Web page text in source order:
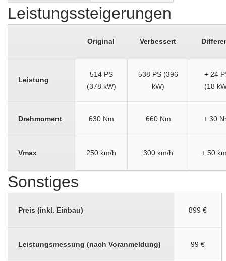
Leistungssteigerungen
Original Verbessert
Leistung
514 PS
(378 kW)
538 PS (396
kW)
+ 24
(18
Drehmoment 630 Nm 660 Nm + 30
Vmax 250 km/h 300 km/h + 50
Sonstiges
Preis (inkl. Einbau) 899 €
Leistungsmessung (nach Voranmeldung) 99 €